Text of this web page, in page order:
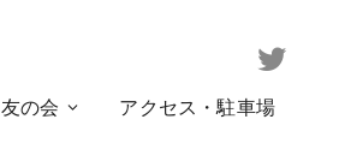
友の会 アクセス・駐車場